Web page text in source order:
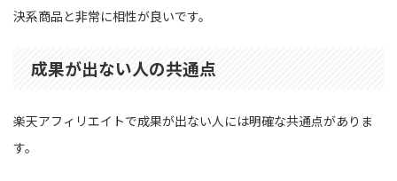
決系商品と非常に相性が良いです。
成果が出ない人の共通点
楽天アフィリエイトで成果が出ない人には明確な共通点がありま
す。